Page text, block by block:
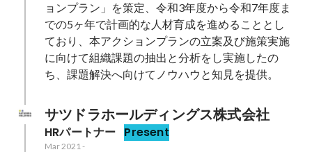
ョンプラン」を策定、令和3年度から令和7年度ま
での5ヶ年で計画的な人材育成を進めることとし
ており、本アクションプランの立案及び施策実施
に向けて組織課題の抽出と分析をし実施したの
ち、課題解決へ向けてノウハウと知見を提供。
サツドラホールディングス株式会社
HRパートナー Present
Mar 2021 -